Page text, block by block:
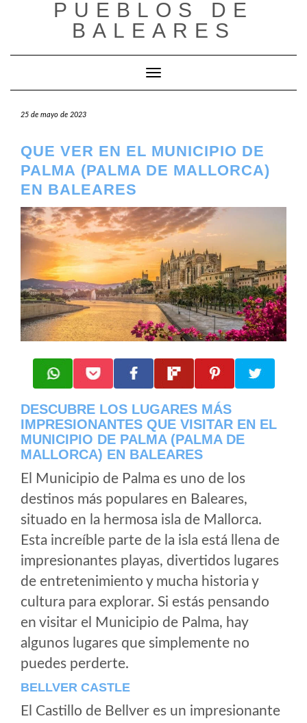
PUEBLOS DE
BALEARES
Cambiar modo de navegación
25 de mayo de 2023
QUE VER EN EL MUNICIPIO DE
PALMA (PALMA DE MALLORCA)
EN BALEARES
DESCUBRE LOS LUGARES MÁS
IMPRESIONANTES QUE VISITAR EN EL
MUNICIPIO DE PALMA (PALMA DE
MALLORCA) EN BALEARES
El Municipio de Palma es uno de los
destinos más populares en Baleares,
situado en la hermosa isla de Mallorca.
Esta increíble parte de la isla está llena de
impresionantes playas, divertidos lugares
de entretenimiento y mucha historia y
cultura para explorar. Si estás pensando
en visitar el Municipio de Palma, hay
algunos lugares que simplemente no
puedes perderte.
BELLVER CASTLE
El Castillo de Bellver es un impresionante